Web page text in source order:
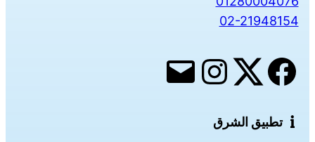
02-21948154
تطبيق الشرق